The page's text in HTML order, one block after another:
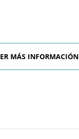
MÁS INFORMACIÓN